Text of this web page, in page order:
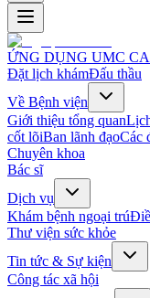
ỨNG DỤNG UMC
Đặt lịch khámĐấu thầu
Về Bệnh viện
Giới thiệu tổng quan
cốt lõiBan lãnh đạoCác
Chuyên khoa
Bác sĩ
Dịch vụ
Khám bệnh ngoại trú
Thư viện sức khỏe
Tin tức & Sự kiện
Công tác xã hội